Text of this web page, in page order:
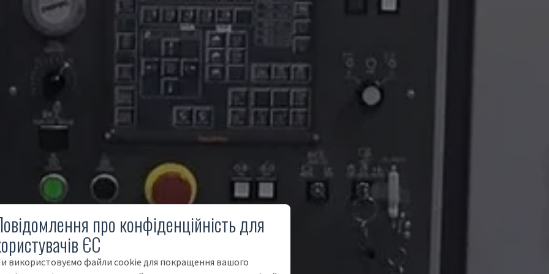
про конфіденційність для
ЄС
використовуємо файли cookie для покращення вашого